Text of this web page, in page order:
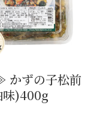
ずの子松前
味)400g